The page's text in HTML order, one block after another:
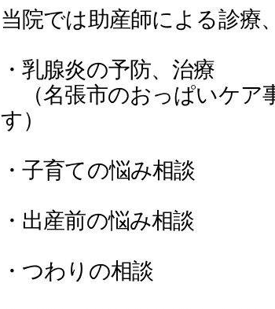
当院では助産師による診療
・乳腺炎の予防、治療
（名張市のおっぱいケア
す）
・子育ての悩み相談
・出産前の悩み相談
・つわりの相談